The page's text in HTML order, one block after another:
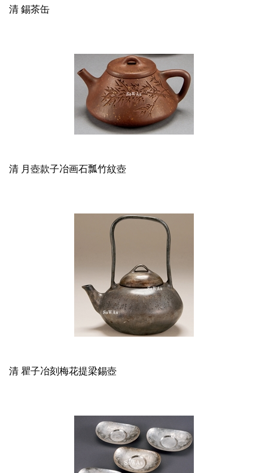
清 錫茶缶
清 月壺款子冶画石瓢竹紋壺
清 瞿子冶刻梅花提梁錫壺